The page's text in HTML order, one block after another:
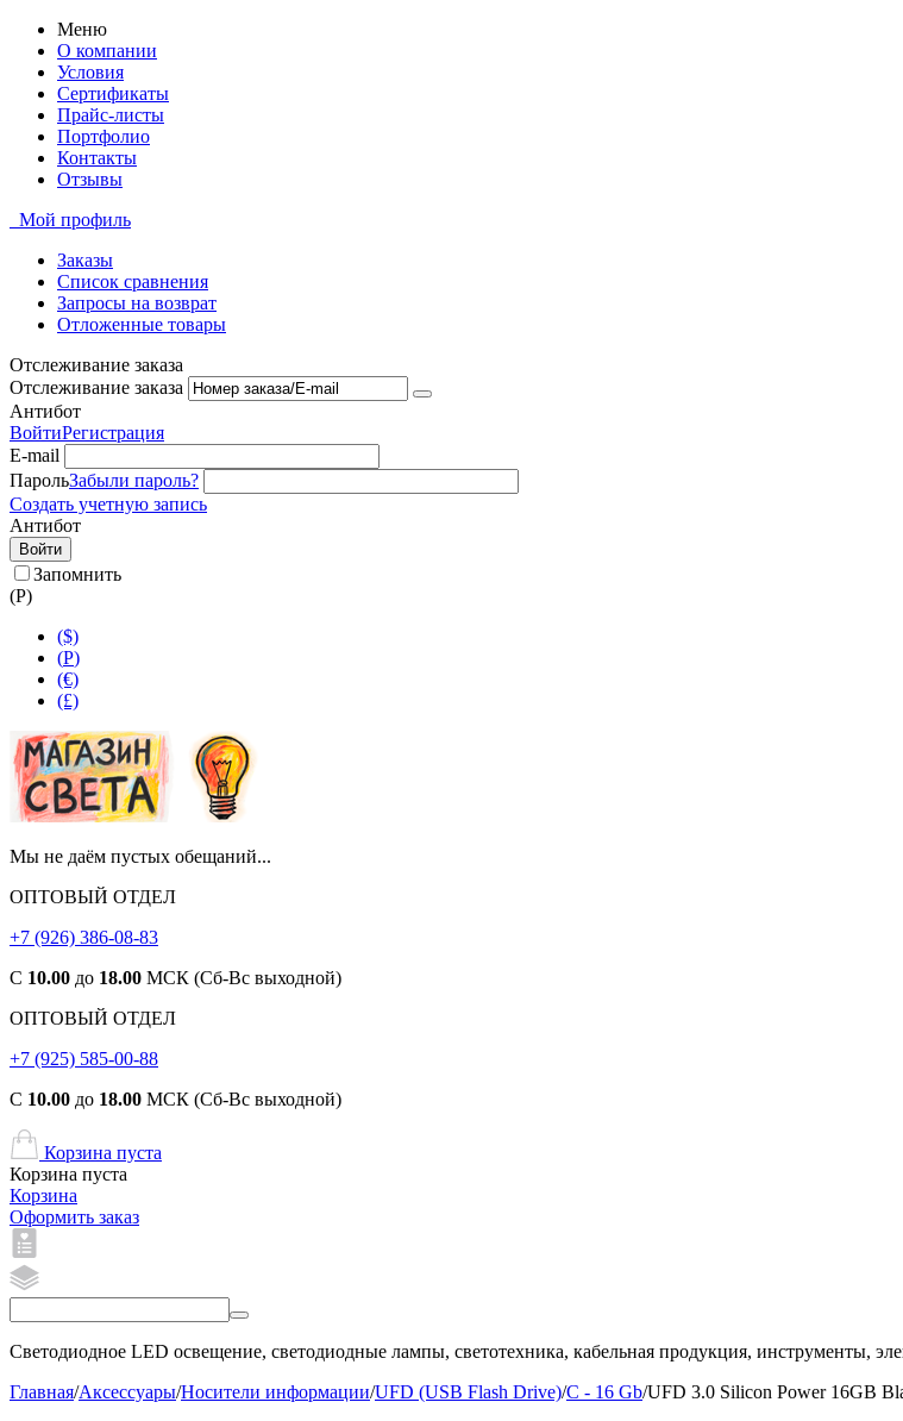
Меню
О компании
Условия
Сертификаты
Прайс-листы
Портфолио
Контакты
Отзывы
Мой профиль
Заказы
Список сравнения
Запросы на возврат
Отложенные товары
Отслеживание заказа
Отслеживание заказа
Антибот
ВойтиРегистрация
E-mail
ПарольЗабыли пароль?
Создать учетную запись
Антибот
Войти
Запомнить
(Р)
($)
(Р)
(€)
(£)
Мы не даём пустых обещаний...
ОПТОВЫЙ ОТДЕЛ
+7 (926) 386-08-83
С 10.00 до 18.00 МСК (Сб-Вс выходной)
ОПТОВЫЙ ОТДЕЛ
+7 (925) 585-00-88
С 10.00 до 18.00 МСК (Сб-Вс выходной)
Корзина пуста
Корзина пуста
Корзина
Оформить заказ
Светодиодное LED освещение, светодиодные лампы, светотехника, кабельная продукция, инструменты,
Главная/Аксессуары/Носители информации/UFD (USB Flash Drive)/C - 16 Gb/UFD 3.0 Silicon Power 16GB